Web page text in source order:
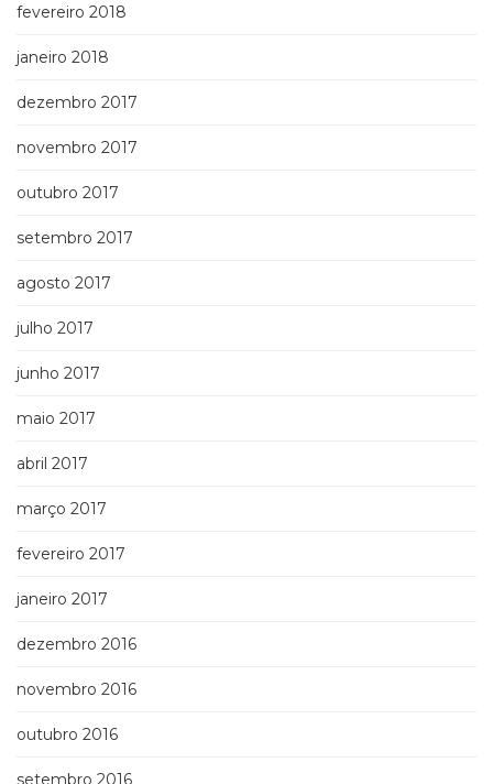
fevereiro 2018
janeiro 2018
dezembro 2017
novembro 2017
outubro 2017
setembro 2017
agosto 2017
julho 2017
junho 2017
maio 2017
abril 2017
março 2017
fevereiro 2017
janeiro 2017
dezembro 2016
novembro 2016
outubro 2016
setembro 2016